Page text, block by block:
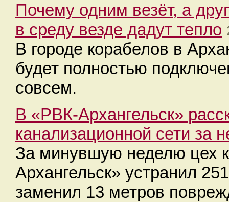
Почему одним везёт, а
в среду везде дадут тепло
В городе корабелов в
будет полностью
совсем.
В «РВК-Архангельск»
канализационной сети за
За минувшую неделю цех
Архангельск» устранил
заменил 13 метров